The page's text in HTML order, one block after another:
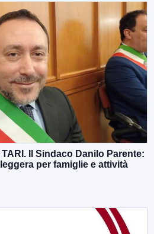
Il Sindaco Danilo Parente:
per famiglie e attività